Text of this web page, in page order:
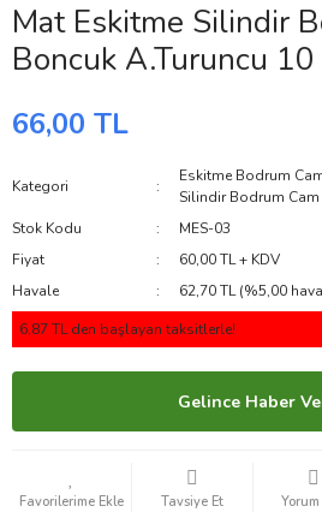
Mat Eskitme Silindir
Boncuk A.Turuncu
66,00 TL
Kategori
Eskitme Bodrum
Silindir Bodrum
Stok Kodu
MES-03
Fiyat
60,00 TL + KDV
Havale
62,70 TL (%5,00
6,87 TL den başlayan taksitlerle!
Gelince Haber
Tavsiye Et